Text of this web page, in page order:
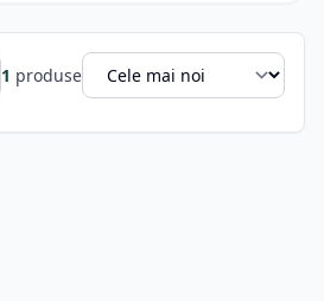
1 produse